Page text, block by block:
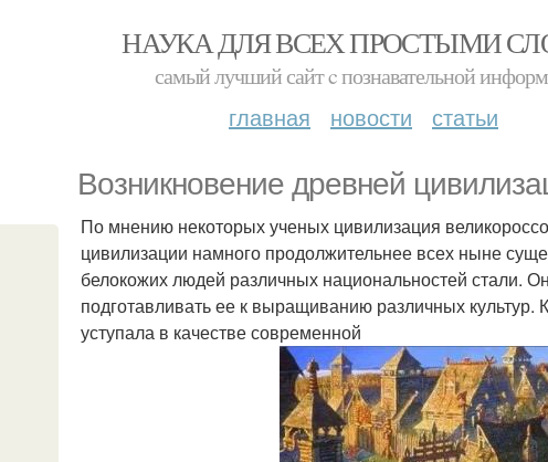
НАУКА ДЛЯ ВСЕХ ПРОСТЫМИ
самый лучший сайт c познавательной
главная новости статьи
Возникновение древней
По мнению некоторых ученых цивилизация
цивилизации намного продолжительнее всех ныне
белокожих людей различных национальностей стали.
подготавливать ее к выращиванию различных культур.
уступала в качестве современной